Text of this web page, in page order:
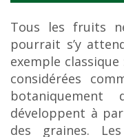
Tous les fruits
pourrait s’y
exemple
considérées
développent à
des graines.